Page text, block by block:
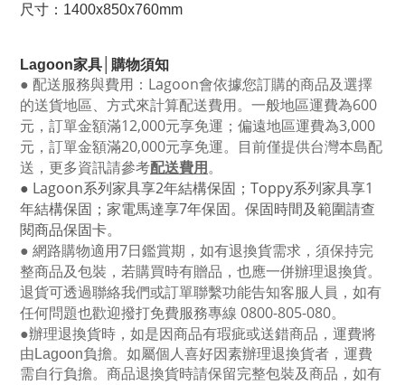
尺寸：1400x850x760mm
Lagoon家具│購物須知
● 配送服務與費用： Lagoon會依據您訂購的商品及選擇
的送貨地區、方式來計算配送費用。一般地區運費為600
元，訂單金額滿12,000元享免運；偏遠地區運費為3,000
元，訂單金額滿20,000元享免運。目前僅提供台灣本島配
送，更多資訊請參考配送費用。
● Lagoon系列家具享2年結構保固； Toppy系列家具享1
年結構保固；家電馬達享7年保固。保固時間及範圍請查
閱商品保固卡。
● 網路購物適用7日鑑賞期，如有退換貨需求，須保持完
整商品及包裝，若購買時有贈品，也應一併辦理退換貨。
退貨可透過聯絡我們或訂單聯繫功能告知客服人員，如有
任何問題也歡迎撥打免費服務專線 0800-805-080。
●辦理退換貨時，如是因商品有瑕疵或送錯商品，運費將
由Lagoon負擔。如屬個人喜好因素辦理退換貨者，運費
需自行負擔。商品退換貨時請保留完整包裝及商品，如有